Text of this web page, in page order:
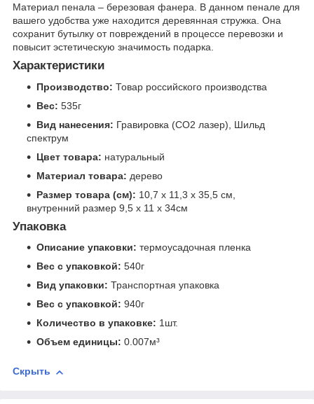
Материал пенала – березовая фанера. В данном пенале для
вашего удобства уже находится деревянная стружка. Она
сохранит бутылку от повреждений в процессе перевозки и
повысит эстетическую значимость подарка.
Характеристики
Производство: Товар российского производства
Вес: 535г
Вид нанесения: Гравировка (CO2 лазер), Шильд
спектрум
Цвет товара: натуральный
Материал товара: дерево
Размер товара (см): 10,7 х 11,3 х 35,5 см,
внутренний размер 9,5 х 11 х 34см
Упаковка
Описание упаковки: термоусадочная пленка
Вес с упаковкой: 540г
Вид упаковки: Транспортная упаковка
Вес с упаковкой: 940г
Количество в упаковке: 1шт.
Объем единицы: 0.007м³
Скрыть